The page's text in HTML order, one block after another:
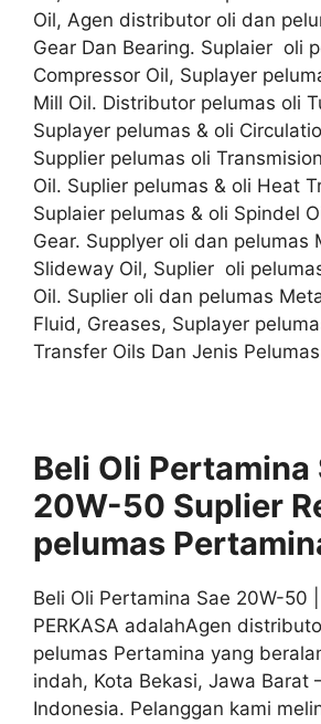
Oil, Agen distributor oli dan
Gear Dan Bearing. Suplaier oli
Compressor Oil, Suplayer
Mill Oil. Distributor pelumas oli
Suplayer pelumas & oli
Supplier pelumas oli Transmision
Oil. Suplier pelumas & oli Heat
Suplaier pelumas & oli Spindel
Gear. Supplyer oli dan pelumas
Slideway Oil, Suplier oli
Oil. Suplier oli dan pelumas
Fluid, Greases, Suplayer
Transfer Oils Dan Jenis
Beli Oli Pertamina
20W-50 Suplier
pelumas
Beli Oli Pertamina Sae 20W-50 |
PERKASA adalahAgen
pelumas Pertamina yang
indah, Kota Bekasi, Jawa Barat
Indonesia. Pelanggan kami